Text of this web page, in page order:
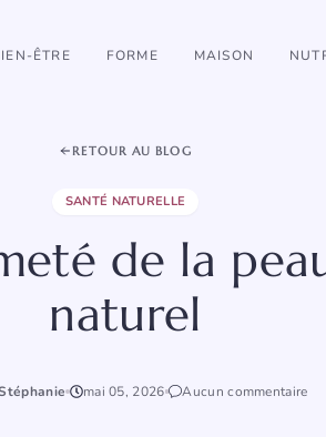
ÊTRE FORME MAISON
RETOUR AU BLOG
SANTÉ NATURELLE
de la
naturel
mai 05, 2026 Aucun commentaire